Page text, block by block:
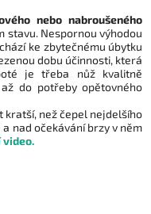
nebo nabroušeného
stavu. Nespornou výhodou
ke zbytečnému úbytku
dobu účinnosti, která
je třeba nůž kvalitně
do potřeby opětovného
kratší, než čepel nejdelšího
nad očekávání brzy v něm